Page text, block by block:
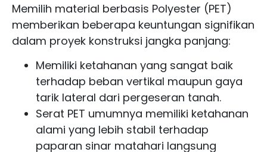
Memilih material berbasis Polyester (PET)
memberikan beberapa keuntungan signifikan
dalam proyek konstruksi jangka panjang:
Memiliki ketahanan yang sangat baik
terhadap beban vertikal maupun gaya
tarik lateral dari pergeseran tanah.
Serat PET umumnya memiliki ketahanan
alami yang lebih stabil terhadap
paparan sinar matahari langsung